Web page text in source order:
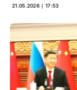
21.05.2026 ∣ 17:53